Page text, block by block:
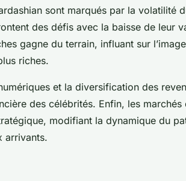
sont marqués par la volatilité
des défis avec la baisse de leur
gagne du terrain, influant sur
riches.
et la diversification des
des célébrités. Enfin, les
modifiant la dynamique du
arrivants.